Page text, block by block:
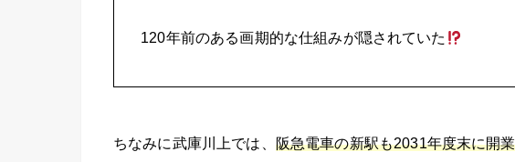
120年前のある画期的な仕組みが隠されていた
ちなみに武庫川上では、 阪急電車の新駅も2031年度末に開